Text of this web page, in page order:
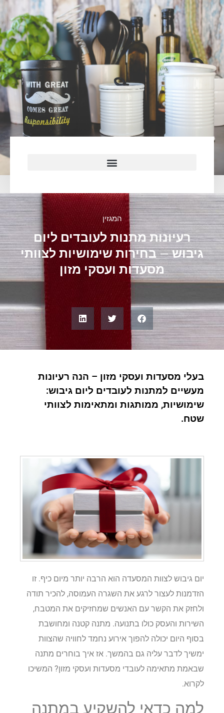
המגזין
רעיונות מתנות לעובדים ליום
גיבוש – בחירות שימושיות לצוותי
מסעדות ועסקי מזון
בעלי מסעדות ועסקי מזון – הנה רעיונות
מעשיים למתנות לעובדים ליום גיבוש:
שימושיות, ממותגות ומתאימות לצוותי
שטח.
יום גיבוש לצוות המסעדה הוא הרבה יותר מיום כיף. זו
הזדמנות לעצור לרגע את השגרה העמוסה, להכיר תודה
ולחזק את הקשר עם האנשים שמחזיקים את המטבח,
השירות והעסק כולו בתנועה. מתנה קטנה ומחושבת
בסוף היום יכולה להפוך אירוע נחמד לחוויה שהצוות
ימשיך לדבר עליה גם בהמשך. אז איך בוחרים מתנה
שבאמת מתאימה לעובדי מסעדות ועסקי מזון? המשיכו
לקרוא.
למה כדאי להשקיע במתנה